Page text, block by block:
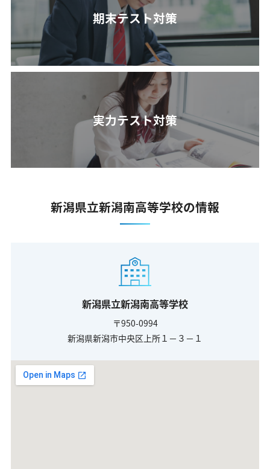
期末テスト対策
実力テスト対策
新潟県立新潟南高等学校の情報
新潟県立新潟南高等学校
〒950-0994
新潟県新潟市中央区上所１－３－１